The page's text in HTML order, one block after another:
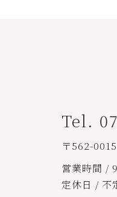
Tel.
〒562-
営業時間 /
定休日 / 不